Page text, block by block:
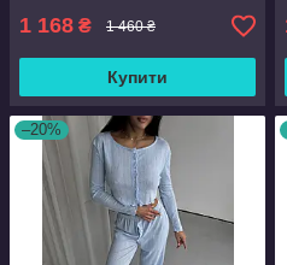
1 168 ₴ 1 460 ₴
Купити
–20%